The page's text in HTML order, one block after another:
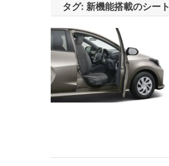
タグ: 新機能搭載のシート